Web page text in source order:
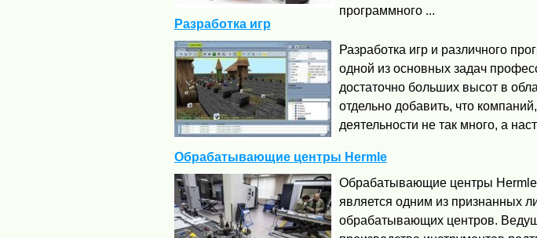
программного ...
Разработка игр
Разработка игр и различного
одной из основных задач
достаточно больших высот в
отдельно добавить, что
деятельности не так много, а
Обрабатывающие центры Hermle
Обрабатывающие центры
является одним из признанных
обрабатывающих центров.